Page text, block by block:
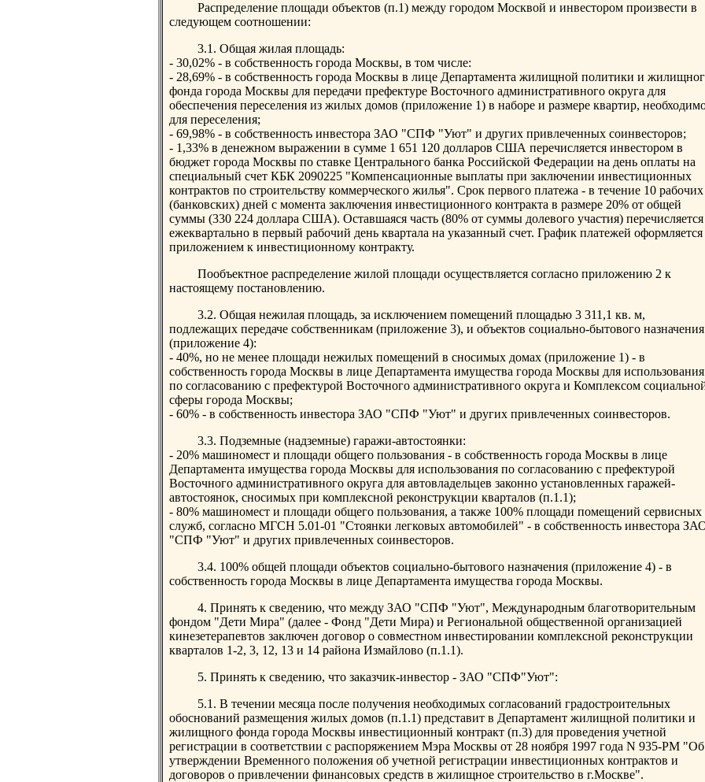
Распределение площади объектов (п.1) между городом Москвой и инвестором произвести в
следующем соотношении:
3.1. Общая жилая площадь:
- 30,02% - в собственность города Москвы, в том числе:
- 28,69% - в собственность города Москвы в лице Департамента жилищной политики и
фонда города Москвы для передачи префектуре Восточного административного округа для
обеспечения переселения из жилых домов (приложение 1) в наборе и размере квартир,
для переселения;
- 69,98% - в собственность инвестора ЗАО "СПФ "Уют" и других привлеченных соинвесторов;
- 1,33% в денежном выражении в сумме 1 651 120 долларов США перечисляется инвестором в
бюджет города Москвы по ставке Центрального банка Российской Федерации на день оплаты на
специальный счет КБК 2090225 "Компенсационные выплаты при заключении инвестиционных
контрактов по строительству коммерческого жилья". Срок первого платежа - в течение 10 рабочих
(банковских) дней с момента заключения инвестиционного контракта в размере 20% от общей
суммы (330 224 доллара США). Оставшаяся часть (80% от суммы долевого участия) перечисляется
ежеквартально в первый рабочий день квартала на указанный счет. График платежей оформляется
приложением к инвестиционному контракту.
Пообъектное распределение жилой площади осуществляется согласно приложению 2 к
настоящему постановлению.
3.2. Общая нежилая площадь, за исключением помещений площадью 3 311,1 кв. м,
подлежащих передаче собственникам (приложение 3), и объектов социально-бытового назначения
(приложение 4):
- 40%, но не менее площади нежилых помещений в сносимых домах (приложение 1) - в
собственность города Москвы в лице Департамента имущества города Москвы для использования
по согласованию с префектурой Восточного административного округа и Комплексом
сферы города Москвы;
- 60% - в собственность инвестора ЗАО "СПФ "Уют" и других привлеченных соинвесторов.
3.3. Подземные (надземные) гаражи-автостоянки:
- 20% машиномест и площади общего пользования - в собственность города Москвы в лице
Департамента имущества города Москвы для использования по согласованию с префектурой
Восточного административного округа для автовладельцев законно установленных гаражей-
автостоянок, сносимых при комплексной реконструкции кварталов (п.1.1);
- 80% машиномест и площади общего пользования, а также 100% площади помещений сервисных
служб, согласно МГСН 5.01-01 "Стоянки легковых автомобилей" - в собственность инвестора
"СПФ "Уют" и других привлеченных соинвесторов.
3.4. 100% общей площади объектов социально-бытового назначения (приложение 4) - в
собственность города Москвы в лице Департамента имущества города Москвы.
4. Принять к сведению, что между ЗАО "СПФ "Уют", Международным благотворительным
фондом "Дети Мира" (далее - Фонд "Дети Мира) и Региональной общественной организацией
кинезетерапевтов заключен договор о совместном инвестировании комплексной реконструкции
кварталов 1-2, 3, 12, 13 и 14 района Измайлово (п.1.1).
5. Принять к сведению, что заказчик-инвестор - ЗАО "СПФ"Уют":
5.1. В течении месяца после получения необходимых согласований градостроительных
обоснований размещения жилых домов (п.1.1) представит в Департамент жилищной политики и
жилищного фонда города Москвы инвестиционный контракт (п.3) для проведения учетной
регистрации в соответствии с распоряжением Мэра Москвы от 28 ноября 1997 года N 935-РМ "Об
утверждении Временного положения об учетной регистрации инвестиционных контрактов и
договоров о привлечении финансовых средств в жилищное строительство в г.Москве".